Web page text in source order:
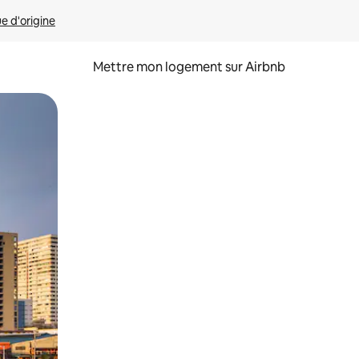
d'origine
Mettre mon logement sur Airbnb
glisser.